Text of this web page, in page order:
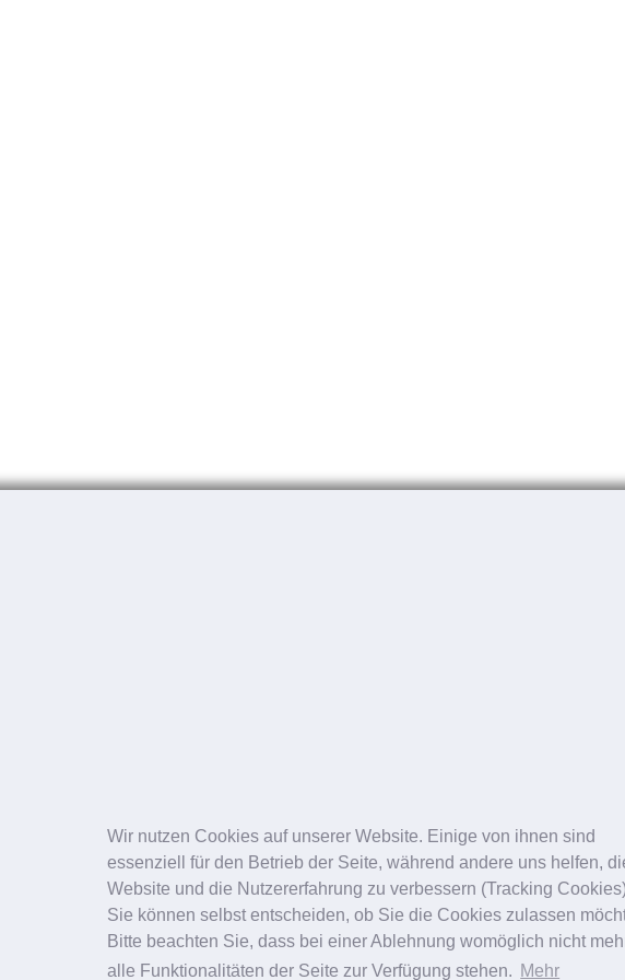
Wir nutzen Cookies auf unserer Website. Einige von ihnen sind
essenziell für den Betrieb der Seite, während andere uns helfen,
Website und die Nutzererfahrung zu verbessern (Tracking
Sie können selbst entscheiden, ob Sie die Cookies zulassen
Bitte beachten Sie, dass bei einer Ablehnung womöglich nicht
alle Funktionalitäten der Seite zur Verfügung stehen. Mehr